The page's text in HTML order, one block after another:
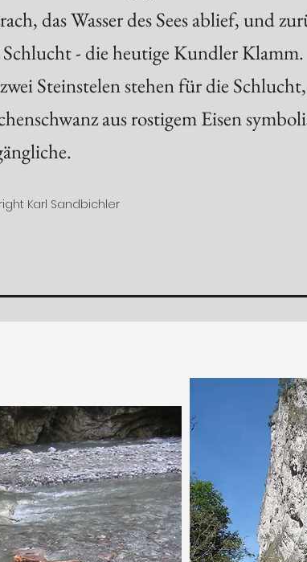
das Wasser des Sees ablief, und
Schlucht - die heutige Kundler Klamm.
Steinstelen stehen für die
aus rostigem Eisen
Karl Sandbichler